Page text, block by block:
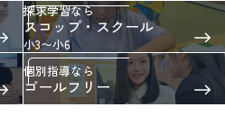
探求学習なら
スコップ・スクール
小3〜小6
個別指導なら
ゴールフリー